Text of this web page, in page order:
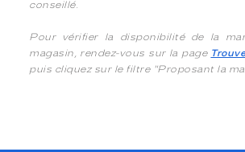
conseillé.
Pour vérifier la disponibilité de la
magasin, rendez-vous sur la page
puis cliquez sur le filtre "Proposant la